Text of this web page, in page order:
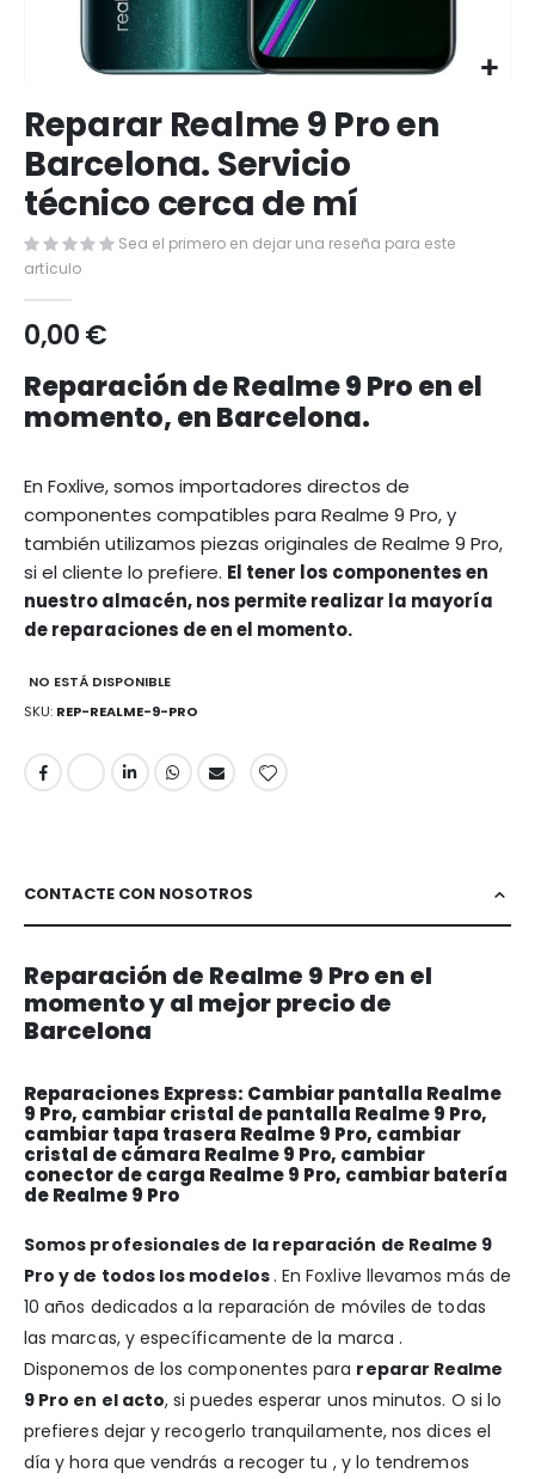
al
comienzo
de
la
galería
de
imágenes
Reparar Realme 9 Pro en
Barcelona. Servicio
técnico cerca de mí
Sea el primero en dejar una reseña para este
artículo
0,00 €
Reparación de Realme 9 Pro en el
momento, en Barcelona.
En Foxlive, somos importadores directos de
componentes compatibles para Realme 9 Pro, y
también utilizamos piezas originales de Realme 9 Pro,
si el cliente lo prefiere. El tener los componentes en
nuestro almacén, nos permite realizar la mayoría
de reparaciones de en el momento.
NO ESTÁ DISPONIBLE
SKU REP-REALME-9-PRO
CONTACTE CON NOSOTROS
Reparación de Realme 9 Pro en el
momento y al mejor precio de
Barcelona
Reparaciones Express: Cambiar pantalla Realme
9 Pro, cambiar cristal de pantalla Realme 9 Pro,
cambiar tapa trasera Realme 9 Pro, cambiar
cristal de cámara Realme 9 Pro, cambiar
conector de carga Realme 9 Pro, cambiar batería
de Realme 9 Pro
Somos profesionales de la reparación de Realme 9
Pro y de todos los modelos. En Foxlive llevamos más de
10 años dedicados a la reparación de móviles de todas
las marcas, y específicamente de la marca .
Disponemos de los componentes para reparar Realme
9 Pro en el acto, si puedes esperar unos minutos. O si lo
prefieres dejar y recogerlo tranquilamente, nos dices el
día y hora que vendrás a recoger tu , y lo tendremos